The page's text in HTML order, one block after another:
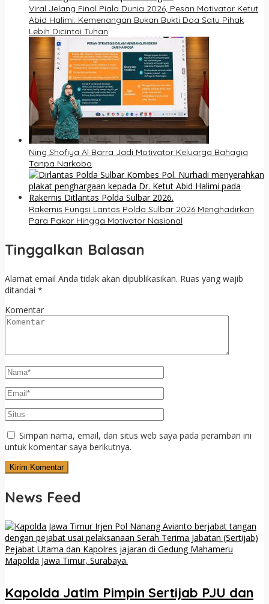
Viral Jelang Final Piala Dunia 2026, Pesan Motivator Ketut
Abid Halimi: Kemenangan Bukan Bukti Doa Satu Pihak
Lebih Dicintai Tuhan
Ning Shofiya Al Barra Jadi Motivator Keluarga Bahagia
Tanpa Narkoba
Rakernis Fungsi Lantas Polda Sulbar 2026 Menghadirkan
Para Pakar Hingga Motivator Nasional
Tinggalkan Balasan
Alamat email Anda tidak akan dipublikasikan. Ruas yang wajib
ditandai *
Komentar
Simpan nama, email, dan situs web saya pada peramban ini
untuk komentar saya berikutnya.
News Feed
Kapolda Jatim Pimpin Sertijab PJU dan